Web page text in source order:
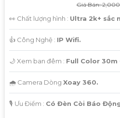
Giá Bán:
👀 Chất lượng hình : Ultra 2k+ sắc
👍 Công Nghệ : IP Wifi.
🌙 Xem ban đêm : Full Color 30m
🌧️ Camera Dòng Xoay 360.
️🎙 Ưu Điểm : Có Đèn Còi Báo